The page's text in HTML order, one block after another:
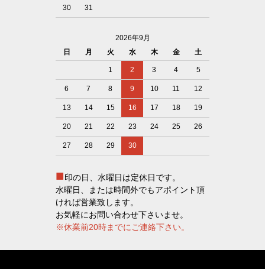
30 31
2026年9月
日
月 火 水 木 金 土
1 2 3 4 5
6 7 8 9 10 11 12
13 14 15 16 17 18 19
20 21 22 23 24 25 26
27 28 29 30
■印の日、水曜日は定休日です。
水曜日、または時間外でもアポイント頂
ければ営業致します。
お気軽にお問い合わせ下さいませ。
※休業前20時までにご連絡下さい。